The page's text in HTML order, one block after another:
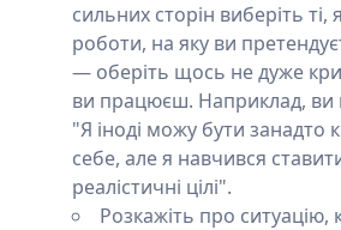
сильних сторін виберіть ті,
роботи, на яку ви
— оберіть щось не дуже
ви працюєш. Наприклад, ви
"Я іноді можу бути занадто
себе, але я навчився
реалістичні цілі".
Розкажіть про